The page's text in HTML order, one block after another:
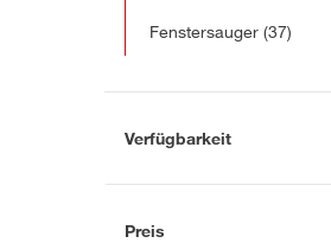
Fenstersauger (37)
Verfügbarkeit
Lieferung nach Hause
Preis